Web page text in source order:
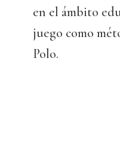
en el ámbito
juego como
Polo.